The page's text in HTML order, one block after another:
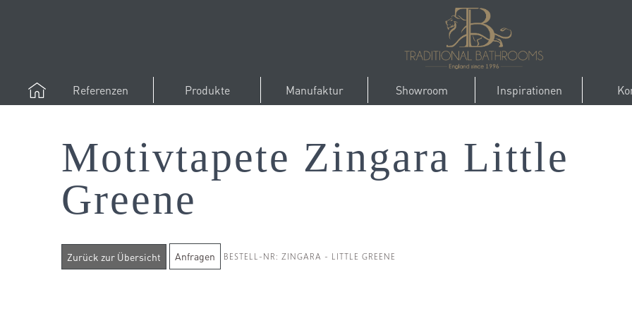
Referenzen Produkte Manufaktur Showroom Inspirationen
Motivtapete Zingara Little
Greene
Anfragen BESTELL-NR: ZINGARA - LITTLE GREENE